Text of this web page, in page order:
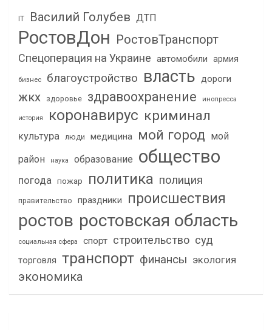
IT Василий Голубев ДТП
РостовДон РостовТранспорт
Спецоперация на Украине автомобили армия
бизнес благоустройство власть дороги
жкх здоровье здравоохранение инопресса
история коронавирус криминал
культура люди медицина мой город мой
район
наука образование общество
погода пожар политика полиция
правительство праздники происшествия
ростов ростовская область
социальная сфера спорт строительство суд
торговля транспорт финансы экология
экономика